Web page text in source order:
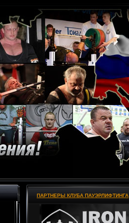
ПАРТНЕРЫ КЛУБА ПАУЭРЛИФТИНГА